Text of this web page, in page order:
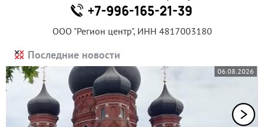
ООО "Регион центр", ИНН 4817003180
Последние новости
06.08.2026